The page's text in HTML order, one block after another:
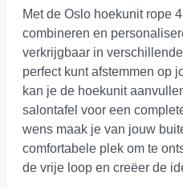
Met de Oslo hoekunit rope
combineren en
verkrijgbaar in
perfect kunt afstemmen op
kan je de hoekunit
salontafel voor een
wens maak je van jouw
comfortabele plek om te
de vrije loop en creëer de